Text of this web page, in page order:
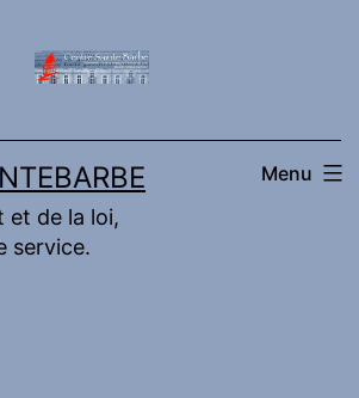
et de la loi,
service.
Menu